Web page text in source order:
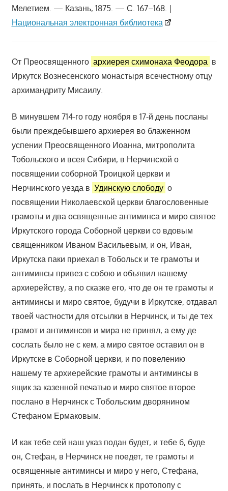
Мелетием. — Казань, 1875. — С. 167–168. |
Национальная электронная библиотека
От Преосвященного архиерея схимонаха Феодора в
Иркутск Вознесенского монастыря всечестному отцу
архимандриту Мисаилу.
В минувшем 714-го году ноября в 17-й день посланы
были преждебывшего архиерея во блаженном
успении Преосвященного Иоанна, митрополита
Тобольского и всея Сибири, в Нерчинской о
посвящении соборной Троицкой церкви и
Нерчинского уезда в Удинскую слободу о
посвящении Николаевской церкви благословенные
грамоты и два освященные антиминса и миро святое
Иркутского города Соборной церкви со вдовым
священником Иваном Васильевым, и он, Иван,
Иркутска паки приехал в Тобольск и те грамоты и
антиминсы привез с собою и объявил нашему
архиерейству, а по сказке его, что де он те грамоты и
антиминсы и миро святое, будучи в Иркутске, отдавал
твоей частности для отсылки в Нерчинск, и ты де тех
грамот и антиминсов и мира не принял, а ему де
сослать было не с кем, а миро святое оставил он в
Иркутске в Соборной церкви, и по повелению
нашему те архиерейские грамоты и антиминсы в
ящик за казенной печатью и миро святое второе
послано в Нерчинск с Тобольским дворянином
Стефаном Ермаковым.
И как тебе сей наш указ подан будет, и тебе б, буде
он, Стефан, в Нерчинск не поедет, те грамоты и
освященные антиминсы и миро у него, Стефана,
принять, и послать в Нерчинск к протопопу с